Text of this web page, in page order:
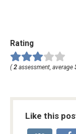
Rating
(2 assessment, average
Like this